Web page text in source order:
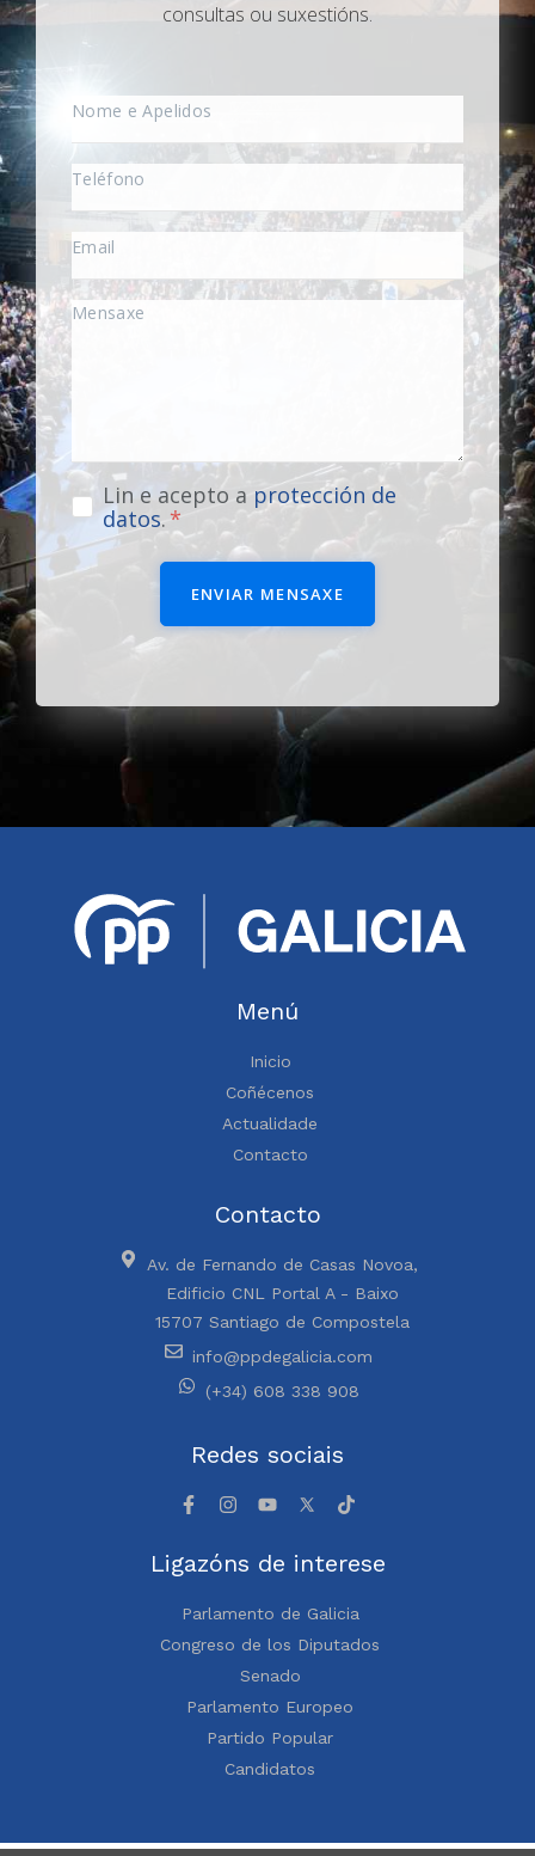
consultas ou suxestións.
Lin e acepto a protección de
datos.
ENVIAR MENSAXE
Menú
Inicio
Coñécenos
Actualidade
Contacto
Contacto
Av. de Fernando de Casas Novoa,
Edificio CNL Portal A - Baixo
15707 Santiago de Compostela
info@ppdegalicia.com
(+34) 608 338 908
Redes sociais
Ligazóns de interese
Parlamento de Galicia
Congreso de los Diputados
Senado
Parlamento Europeo
Partido Popular
Candidatos